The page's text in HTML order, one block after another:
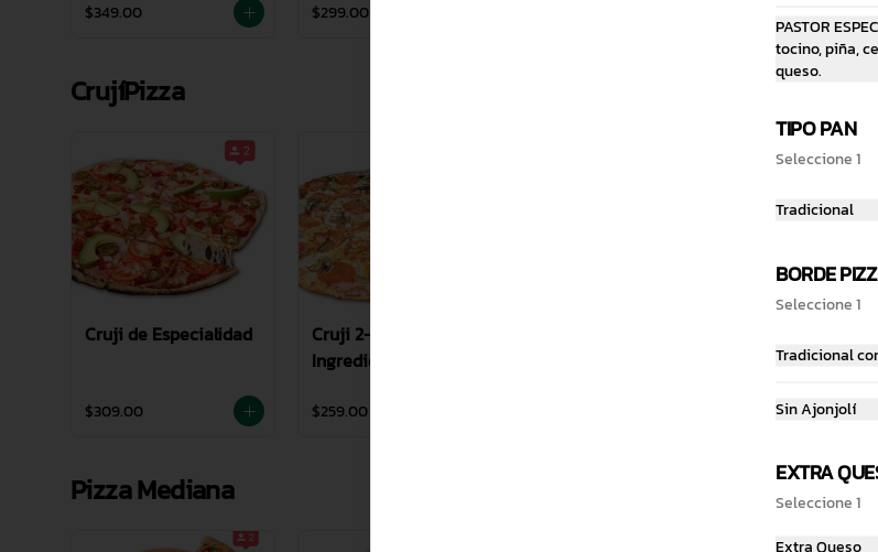
$349.00 $299.00
CrujíPizza
Cruji de Especialidad
$309.00
Cruji 2-4
Ingredientes
$259.00
Pizza Mediana
PASTOR
tocino, piña,
queso.
TIPO PAN
Seleccione 1
Tradicional
BORDE
Seleccione 1
Tradicional
Sin Ajonjolí
EXTRA
Seleccione 1
Extra Queso